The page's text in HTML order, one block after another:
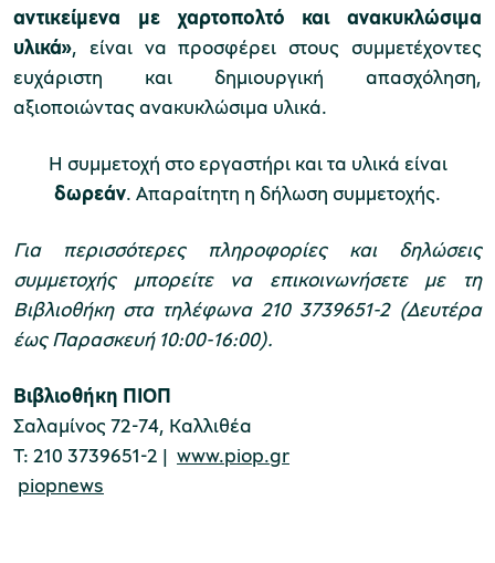
Μουσείο Μαρμαροτεχνίας
Μουσείο Περιβάλλοντος Στυμφαλίας
Μουσείο Μαστίχας Χίου
Μουσείο Αργυροτεχνίας
ομάδες
αντικείμενα με χαρτοπολτό και ανακυκλώσιμα
υλικά», είναι να προσφέρει στους συμμετέχοντες
ευχάριστη και δημιουργική απασχόληση,
αξιοποιώντας ανακυκλώσιμα υλικά.
Η συμμετοχή στο εργαστήρι και τα υλικά είναι
δωρεάν. Απαραίτητη η δήλωση συμμετοχής.
Για περισσότερες πληροφορίες και δηλώσεις
συμμετοχής μπορείτε να επικοινωνήσετε με τη
Βιβλιοθήκη στα τηλέφωνα 210 3739651-2 (Δευτέρα
έως Παρασκευή 10:00-16:00).
Βιβλιοθήκη ΠΙΟΠ
Σαλαμίνος 72-74, Καλλιθέα
Τ: 210 3739651-2 | www.piop.gr
piopnews